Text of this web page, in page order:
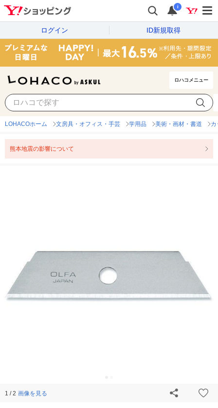
i
ログイン ID新規取得
ロハコメニュー
LOHACOホーム 文房具・オフィス・手芸 学用品 美術・画材・書道 カ
熊本地震の影響について
1 / 2 画像を見る